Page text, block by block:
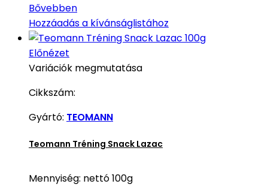
Bővebben
Hozzáadás a kívánságlistához
Előnézet
Variációk megmutatása
Cikkszám:
Gyártó: TEOMANN
Teomann Tréning Snack Lazac
Mennyiség: nettó 100g